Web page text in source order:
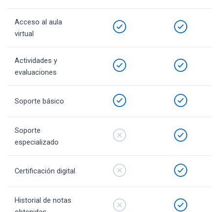
Acceso al aula
virtual
Actividades y
evaluaciones
Soporte básico
Soporte
especializado
Certificación digital
Historial de notas